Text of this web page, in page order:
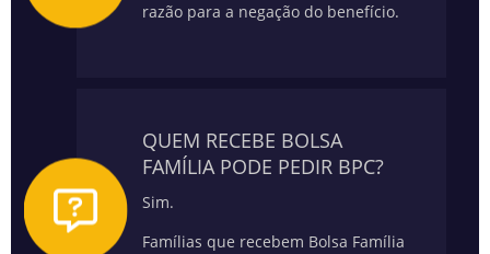
razão para a negação do benefício.
QUEM RECEBE BOLSA
FAMÍLIA PODE PEDIR BPC?
Sim.
Famílias que recebem Bolsa Família